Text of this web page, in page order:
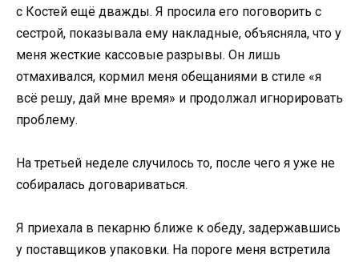
с Костей ещё дважды. Я просила его поговорить с
сестрой, показывала ему накладные, объясняла, что у
меня жесткие кассовые разрывы. Он лишь
отмахивался, кормил меня обещаниями в стиле «я
всё решу, дай мне время» и продолжал игнорировать
проблему.
На третьей неделе случилось то, после чего я уже не
собиралась договариваться.
Я приехала в пекарню ближе к обеду, задержавшись
у поставщиков упаковки. На пороге меня встретила